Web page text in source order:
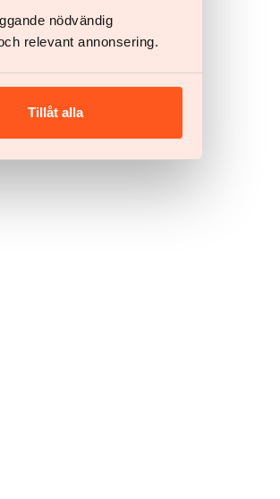
nödvändig
relevant annonsering.
Tillåt alla